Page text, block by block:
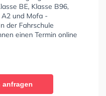
BE, Klasse B96,
A2 und Mofa -
der Fahrschule
einen Termin online
anfragen